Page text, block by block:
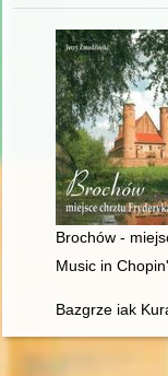
Brochów -
Music in
Bazgrze iak